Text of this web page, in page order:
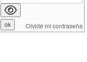
Olvidé mi contraseña